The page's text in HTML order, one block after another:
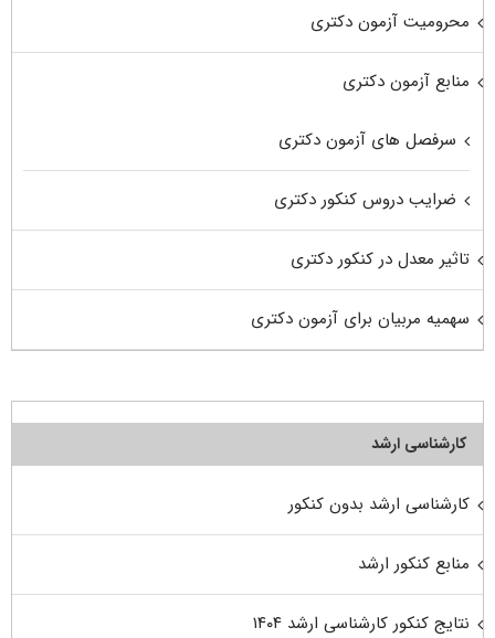
محرومیت آزمون دکتری
منابع آزمون دکتری
سرفصل های آزمون دکتری
ضرایب دروس کنکور دکتری
تاثیر معدل در کنکور دکتری
سهمیه مربیان برای آزمون دکتری
کارشناسی ارشد
کارشناسی ارشد بدون کنکور
منابع کنکور ارشد
نتایج کنکور کارشناسی ارشد ۱۴۰۴